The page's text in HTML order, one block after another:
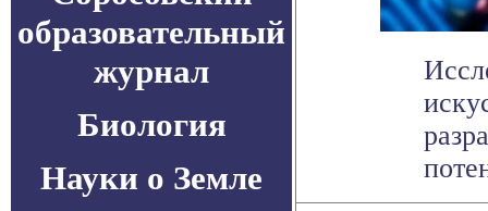
образовательный
журнал
Биология
Науки о Земле